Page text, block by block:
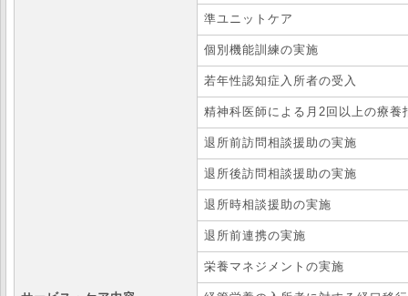
準ユニットケア
個別機能訓練の実施
若年性認知症入所者の受入
精神科医師による月2回以上の療養
退所前訪問相談援助の実施
退所後訪問相談援助の実施
退所時相談援助の実施
退所前連携の実施
栄養マネジメントの実施